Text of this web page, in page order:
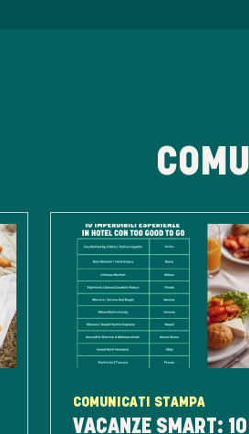
COMUNICATI STAMPA
VACANZE SMART: 10